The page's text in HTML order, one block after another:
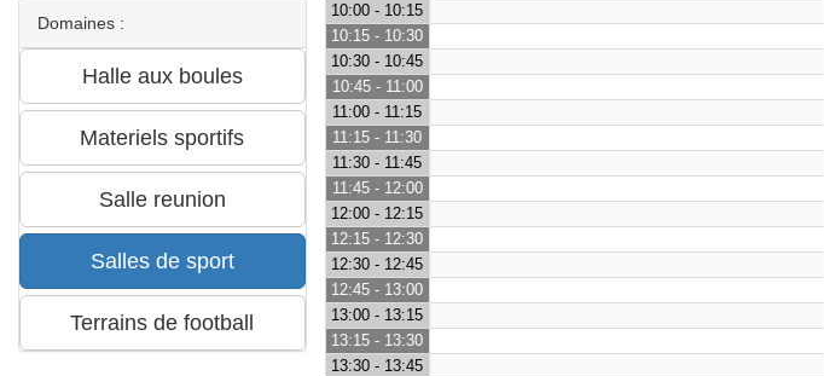
Domaines :
10:00 - 10:15
10:15 - 10:30
10:30 - 10:45
10:45 - 11:00
11:00 - 11:15
11:15 - 11:30
11:30 - 11:45
11:45 - 12:00
12:00 - 12:15
12:15 - 12:30
12:30 - 12:45
12:45 - 13:00
13:00 - 13:15
13:15 - 13:30
13:30 - 13:45